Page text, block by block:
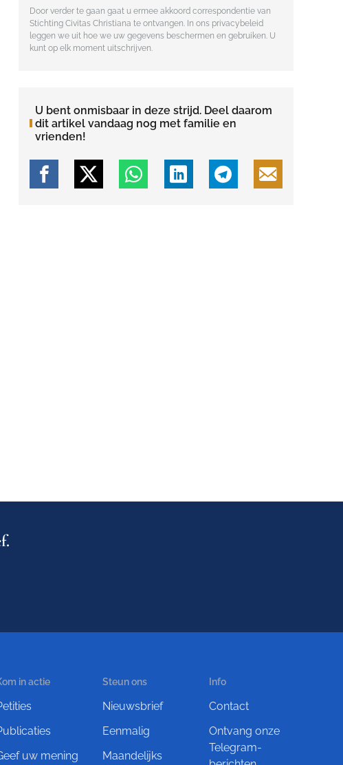
Door verder te gaan gaat u ermee akkoord correspondentie van
Stichting Civitas Christiana te ontvangen. In ons privacybeleid
leggen we uit hoe we uw gegevens beschermen en gebruiken. U
kunt op elk moment uitschrijven.
U bent onmisbaar in deze strijd. Deel daarom
dit artikel vandaag nog met familie en
vrienden!
in actie
uw mening
Steun ons
Nieuwsbrief
Eenmalig
Maandelijks
Info
Contact
Ontvang onze
Telegram-